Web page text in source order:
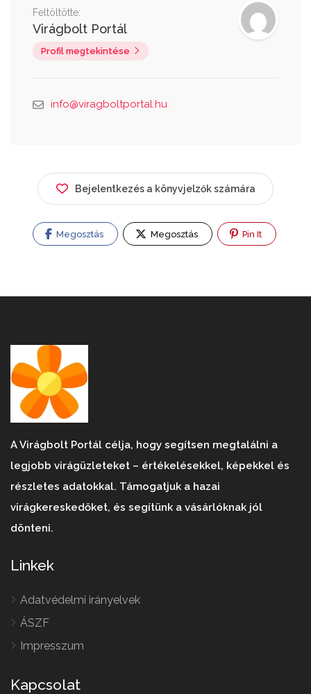
Feltöltötte:
Virágbolt Portál
Profil megtekintése
info@viragboltportal.hu
Bejelentkezés a könyvjelzők számára
Megosztás Megosztás Pin It
A Virágbolt Portál célja, hogy segítsen megtalálni a
legjobb virágüzleteket – értékelésekkel, képekkel és
részletes adatokkal. Támogatjuk a hazai
virágkereskedőket, és segítünk a vásárlóknak jól
dönteni.
Linkek
Adatvédelmi irányelvek
ÁSZF
Impresszum
Kapcsolat